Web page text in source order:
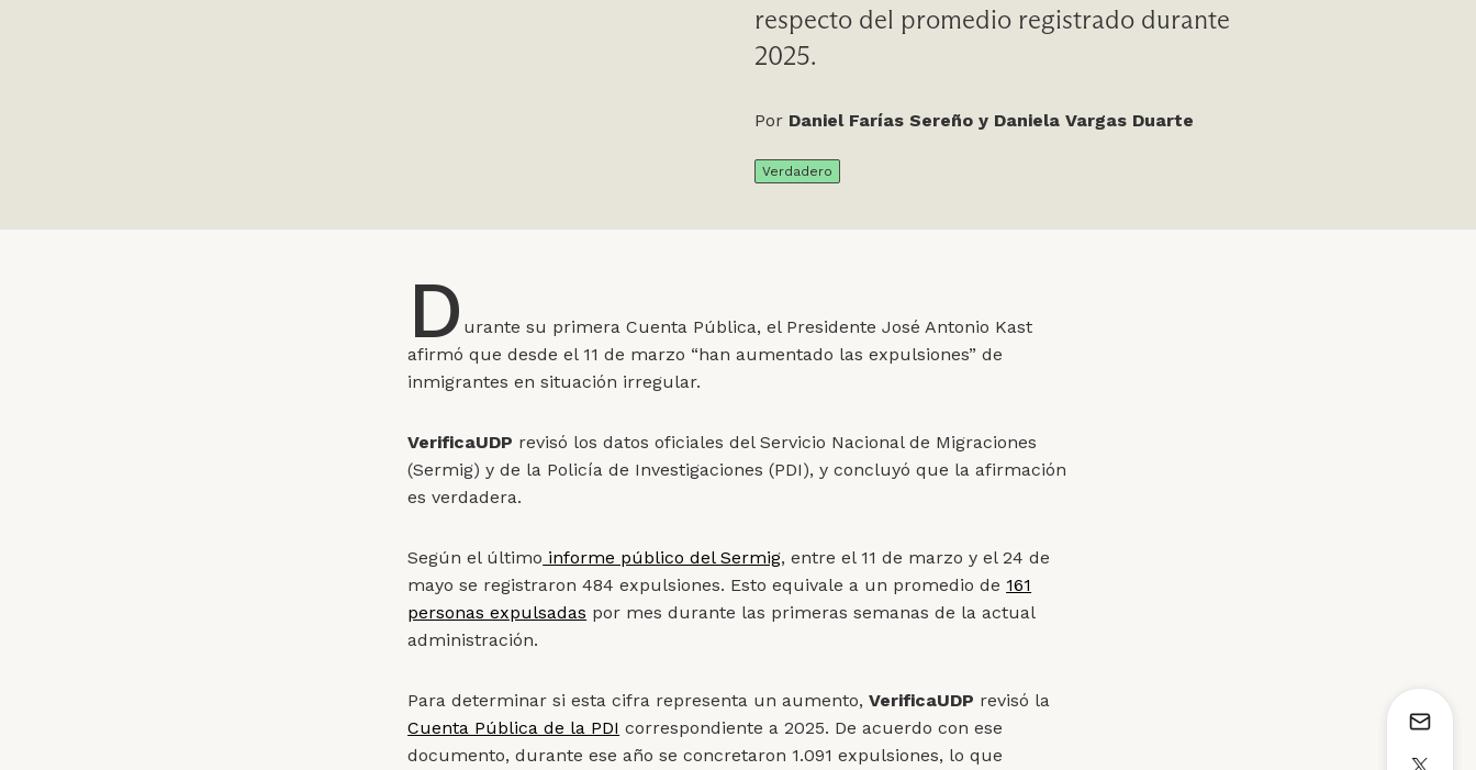
respecto del promedio registrado durante
2025.
Por Daniel Farías Sereño y Daniela Vargas Duarte
Verdadero
D urante su primera Cuenta Pública, el Presidente José Antonio Kast
afirmó que desde el 11 de marzo “han aumentado las expulsiones” de
inmigrantes en situación irregular.
VerificaUDP revisó los datos oficiales del Servicio Nacional de Migraciones
(Sermig) y de la Policía de Investigaciones (PDI), y concluyó que la afirmación
es verdadera.
Según el último informe público del Sermig, entre el 11 de marzo y el 24 de
mayo se registraron 484 expulsiones. Esto equivale a un promedio de 161
personas expulsadas por mes durante las primeras semanas de la actual
administración.
Para determinar si esta cifra representa un aumento,VerificaUDP revisó la
Cuenta Pública de la PDI correspondiente a 2025. De acuerdo con ese
documento, durante ese año se concretaron 1.091 expulsiones, lo que